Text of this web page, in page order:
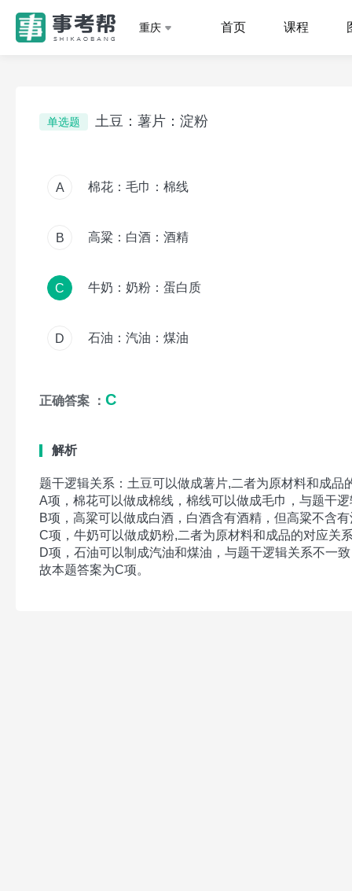
重庆 首页 课程
单选题 土豆：薯片：淀粉
A 棉花：毛巾：棉线
B 高粱：白酒：酒精
C 牛奶：奶粉：蛋白质
D 石油：汽油：煤油
正确答案 ： C
解析
题干逻辑关系：土豆可以做成薯片,二者为原材料和成品
A项，棉花可以做成棉线，棉线可以做成毛巾，与题干
B项，高粱可以做成白酒，白酒含有酒精，但高粱不含
C项，牛奶可以做成奶粉,二者为原材料和成品的对应关
D项，石油可以制成汽油和煤油，与题干逻辑关系不一
故本题答案为C项。